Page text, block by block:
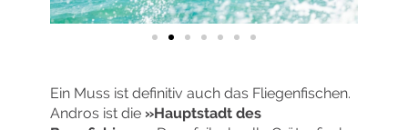
Ein Muss ist definitiv auch das Fliegenfischen.
Andros ist die »Hauptstadt des